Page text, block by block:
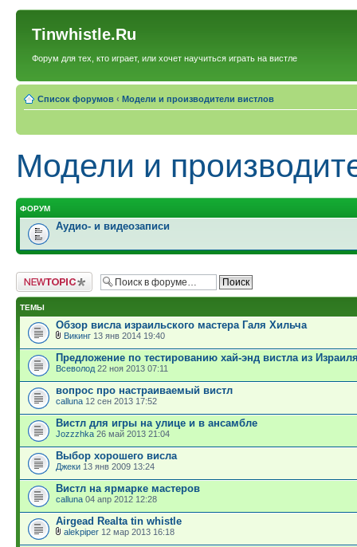
Tinwhistle.Ru
Форум для тех, кто играет, или хочет научиться играть на вистле
Список форумов ‹ Модели и производители вистлов
Модели и
ФОРУМ
Аудио- и видеозаписи
Новая тема
ТЕМЫ
Обзор висла израильского мастера Галя Хильча
Викинг 13 янв 2014 19:40
Предложение по тестированию хай-энд вистла из
Всеволод 22 ноя 2013 07:11
вопрос про настраиваемый вистл
calluna 12 сен 2013 17:52
Вистл для игры на улице и в ансамбле
Jozzzhka 26 май 2013 21:04
Выбор хорошего висла
Джеки 13 янв 2009 13:24
Вистл на ярмарке мастеров
calluna 04 апр 2012 12:28
Airgead Realta tin whistle
alekpiper 12 мар 2013 16:18